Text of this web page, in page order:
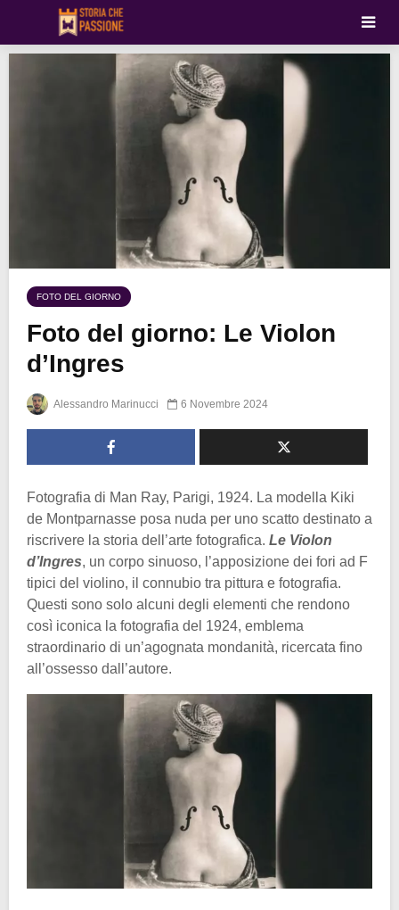
FOTO DEL GIORNO
Foto del giorno: Le Violon
d’Ingres
Alessandro Marinucci 6 Novembre 2024
Fotografia di Man Ray, Parigi, 1924. La modella Kiki
de Montparnasse posa nuda per uno scatto destinato a
riscrivere la storia dell’arte fotografica. Le Violon
d’Ingres, un corpo sinuoso, l’apposizione dei fori ad F
tipici del violino, il connubio tra pittura e fotografia.
Questi sono solo alcuni degli elementi che rendono
così iconica la fotografia del 1924, emblema
straordinario di un’agognata mondanità, ricercata fino
all’ossesso dall’autore.